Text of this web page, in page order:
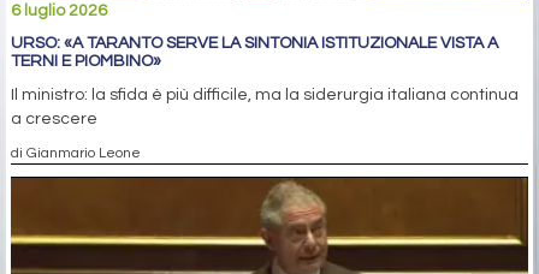
6 luglio 2026
URSO: «A TARANTO SERVE LA SINTONIA ISTITUZIONALE VISTA A
TERNI E PIOMBINO»
Il ministro: la sfida è più difficile, ma la siderurgia italiana continua
a crescere
di Gianmario Leone